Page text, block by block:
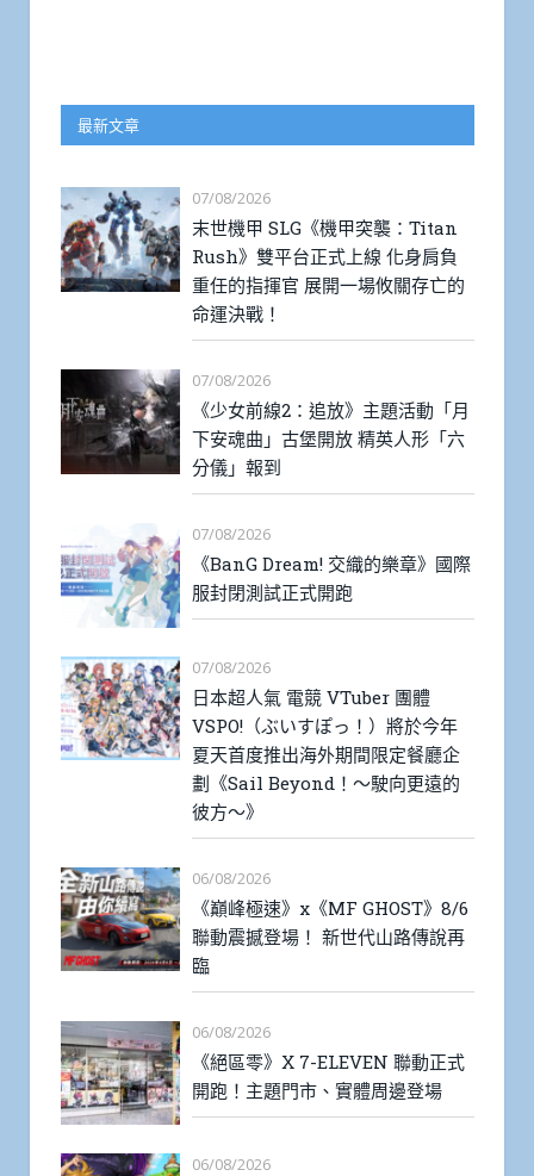
最新文章
07/08/2026
末世機甲 SLG《機甲突襲：Titan
Rush》雙平台正式上線 化身肩負
重任的指揮官 展開一場攸關存亡的
命運決戰！
07/08/2026
《少女前線2：追放》主題活動「月
下安魂曲」古堡開放 精英人形「六
分儀」報到
07/08/2026
《BanG Dream! 交織的樂章》國際
服封閉測試正式開跑
07/08/2026
日本超人氣 電競 VTuber 團體
VSPO!（ぶいすぽっ！）將於今年
夏天首度推出海外期間限定餐廳企
劃《Sail Beyond！～駛向更遠的
彼方～》
06/08/2026
《巔峰極速》x《MF GHOST》8/6
聯動震撼登場！ 新世代山路傳說再
臨
06/08/2026
《絕區零》X 7-ELEVEN 聯動正式
開跑！主題門市、實體周邊登場
06/08/2026